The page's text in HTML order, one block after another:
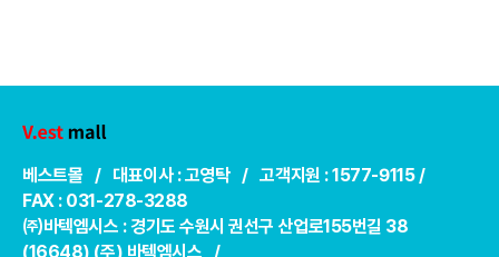
베스트몰 / 대표이사 : 고영탁 / 고객지원 : 1577-9115 /
FAX : 031-278-3288
㈜바텍엠시스 : 경기도 수원시 권선구 산업로155번길 38
(16648) (주) 바텍엠시스 /